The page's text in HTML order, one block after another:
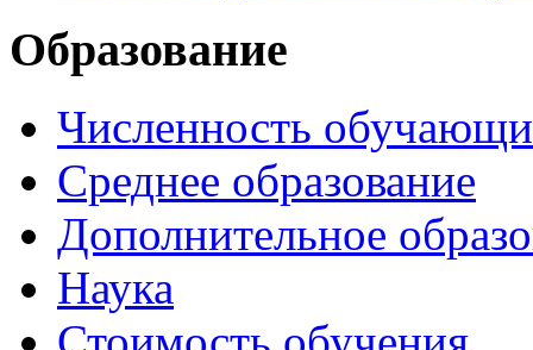
Образование
Численность
Среднее образование
Дополнительное
Наука